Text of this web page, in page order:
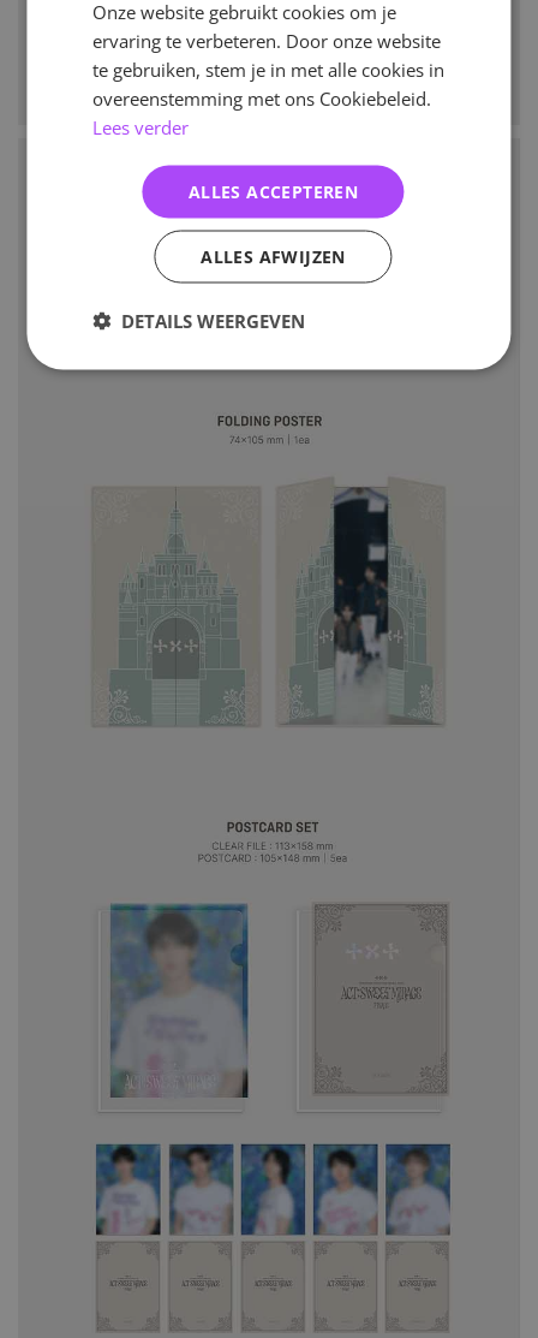
Onze website gebruikt cookies om je
ervaring te verbeteren. Door onze website
te gebruiken, stem je in met alle cookies in
overeenstemming met ons Cookiebeleid.
Lees verder
ALLES ACCEPTEREN
ALLES AFWIJZEN
DETAILS WEERGEVEN